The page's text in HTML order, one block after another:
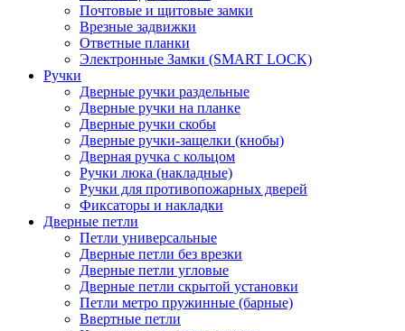
Почтовые и щитовые замки
Врезные задвижки
Ответные планки
Электронные Замки (SMART LOCK)
Ручки
Дверные ручки раздельные
Дверные ручки на планке
Дверные ручки скобы
Дверные ручки-защелки (кнобы)
Дверная ручка с кольцом
Ручки люка (накладные)
Ручки для противопожарных дверей
Фиксаторы и накладки
Дверные петли
Петли универсальные
Дверные петли без врезки
Дверные петли угловые
Дверные петли скрытой установки
Петли метро пружинные (барные)
Ввертные петли